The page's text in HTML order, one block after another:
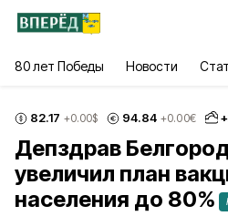
80 лет Победы Новости
82.17 +0.00$ 94.84 +0.00€ +
Депздрав
увеличил план
населения до 80%